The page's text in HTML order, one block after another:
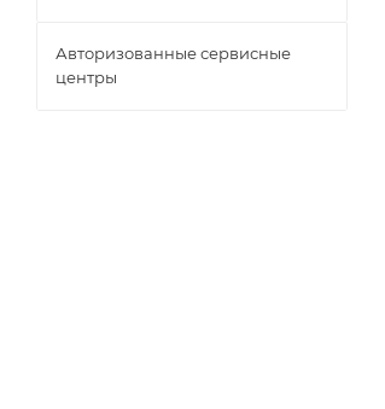
Авторизованные сервисные
центры